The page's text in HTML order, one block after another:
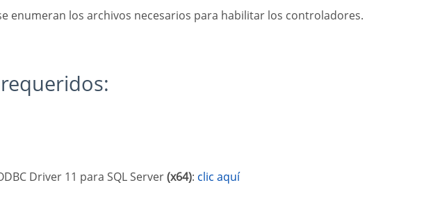
se enumeran los archivos necesarios para habilitar los controladores.
requeridos:
Driver 11 para SQL Server(x64): clic aquí